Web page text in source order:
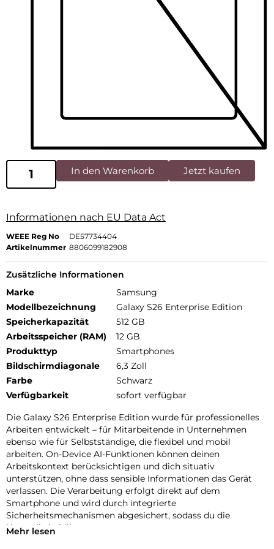
In den Warenkorb Jetzt kaufen
Informationen nach EU Data Act
WEEE Reg No
DE57734404
Artikelnummer 8806099182908
Zusätzliche Informationen
Marke
Samsung
Modellbezeichnung
Galaxy S26 Enterprise Edition
Speicherkapazität
512 GB
Arbeitsspeicher (RAM)
12 GB
Produkttyp
Smartphones
Bildschirmdiagonale
6,3 Zoll
Farbe
Schwarz
Verfügbarkeit
sofort verfügbar
Die Galaxy S26 Enterprise Edition wurde für professionelles
Arbeiten entwickelt – für Mitarbeitende in Unternehmen
ebenso wie für Selbstständige, die flexibel und mobil
arbeiten. On-Device AI-Funktionen können deinen
Arbeitskontext berücksichtigen und dich situativ
unterstützen, ohne dass sensible Informationen das Gerät
verlassen. Die Verarbeitung erfolgt direkt auf dem
Smartphone und wird durch integrierte
Sicherheitsmechanismen abgesichert, sodass du die
Kontrolle behältst.
Mehr lesen